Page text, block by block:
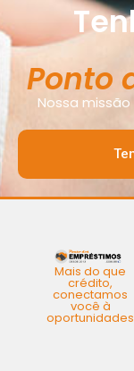
Ponto
Nossa
Mais do que
crédito,
conectamos
você à
oportunidades